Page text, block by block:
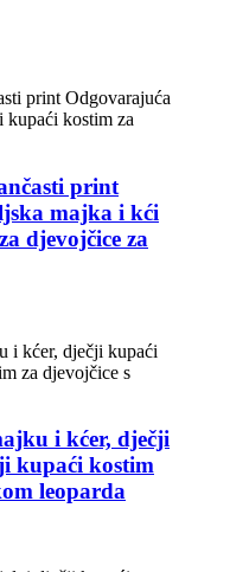
print
majka i kći
djevojčice za
i kćer, dječji
kupaći kostim
leoparda